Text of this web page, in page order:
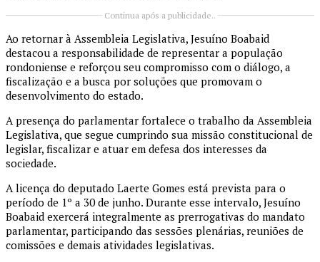
Continua após a publicidade..
Ao retornar à Assembleia Legislativa, Jesuíno Boabaid
destacou a responsabilidade de representar a população
rondoniense e reforçou seu compromisso com o diálogo, a
fiscalização e a busca por soluções que promovam o
desenvolvimento do estado.
A presença do parlamentar fortalece o trabalho da Assembleia
Legislativa, que segue cumprindo sua missão constitucional de
legislar, fiscalizar e atuar em defesa dos interesses da
sociedade.
A licença do deputado Laerte Gomes está prevista para o
período de 1º a 30 de junho. Durante esse intervalo, Jesuíno
Boabaid exercerá integralmente as prerrogativas do mandato
parlamentar, participando das sessões plenárias, reuniões de
comissões e demais atividades legislativas.